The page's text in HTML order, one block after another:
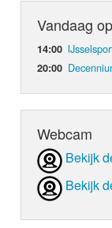
Vandaag
14:00
20:00
Webcam
Bekijk
Bekijk